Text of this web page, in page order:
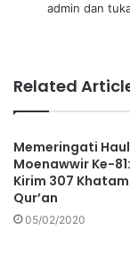
admin dan
Related
Memeringati Haul
Moenawwir Ke-
Kirim 307
Qur’an
05/02/2020